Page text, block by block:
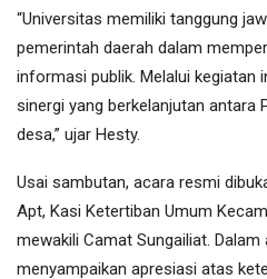
“Universitas memiliki tanggung
pemerintah daerah dalam
informasi publik. Melalui kegiatan
sinergi yang berkelanjutan antara
desa,” ujar Hesty.
Usai sambutan, acara resmi
Apt, Kasi Ketertiban Umum
mewakili Camat Sungailiat. Dalam
menyampaikan apresiasi atas